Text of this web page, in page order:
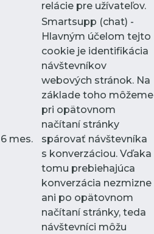
relácie pre užívateľov.
6 mes.
Smartsupp (chat) -
Hlavným účelom tejto
cookie je identifikácia
návštevníkov
webových stránok. Na
základe toho môžeme
pri opätovnom
načítaní stránky
spárovať návštevníka
s konverzáciou. Vďaka
tomu prebiehajúca
konverzácia nezmizne
ani po opätovnom
načítaní stránky, teda
návštevníci môžu